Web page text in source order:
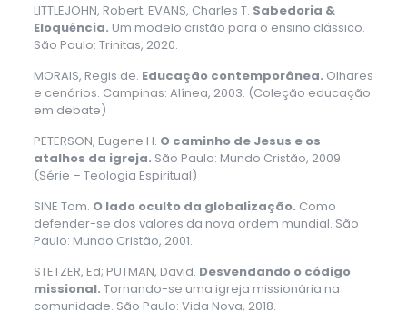
LITTLEJOHN, Robert; EVANS, Charles T. Sabedoria &
Eloquência. Um modelo cristão para o ensino clássico.
São Paulo: Trinitas, 2020.
MORAIS, Regis de. Educação contemporânea. Olhares
e cenários. Campinas: Alínea, 2003. (Coleção educação
em debate)
PETERSON, Eugene H. O caminho de Jesus e os
atalhos da igreja. São Paulo: Mundo Cristão, 2009.
(Série – Teologia Espiritual)
SINE Tom. O lado oculto da globalização. Como
defender-se dos valores da nova ordem mundial. São
Paulo: Mundo Cristão, 2001.
STETZER, Ed; PUTMAN, David. Desvendando o código
missional. Tornando-se uma igreja missionária na
comunidade. São Paulo: Vida Nova, 2018.